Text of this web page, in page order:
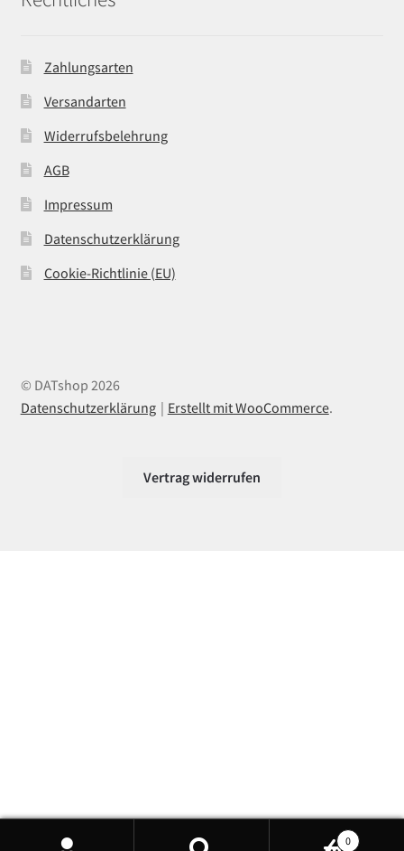
Zahlungsarten
Versandarten
Widerrufsbelehrung
AGB
Impressum
Datenschutzerklärung
Cookie-Richtlinie (EU)
© DATshop 2026
Datenschutzerklärung
Erstellt mit WooCommerce.
Vertrag widerrufen
0